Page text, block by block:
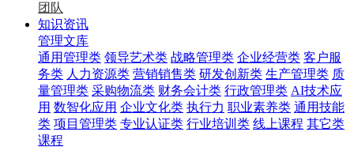
团队
知识资讯
管理文库
通用管理类 领导艺术类 战略管理类 企业经营类 客户服
务类 人力资源类 营销销售类 研发创新类 生产管理类 质
量管理类 采购物流类 财务会计类 行政管理类 AI技术应
用 数智化应用 企业文化类 执行力 职业素养类 通用技能
类 项目管理类 专业认证类 行业培训类 线上课程 其它类
课程